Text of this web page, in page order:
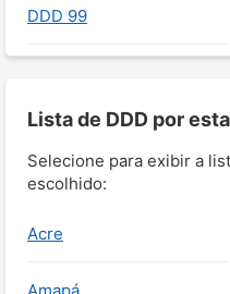
DDD 99
Lista de DDD por
Selecione para exibir a
escolhido:
Acre